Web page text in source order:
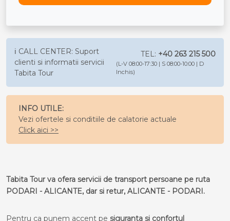
ℹ️ CALL CENTER: Suport
clienti si informatii servicii
Tabita Tour
TEL: +40 263 215 500
(L-V 08:00-17:30 | S 08:00-10:00 | D
Inchis)
INFO UTILE:
Vezi ofertele si conditiile de calatorie actuale
Click aici >>
Tabita Tour va ofera servicii de transport persoane pe ruta
PODARI - ALICANTE, dar si retur, ALICANTE - PODARI.
Pentru ca punem accent pe siguranta si confortul